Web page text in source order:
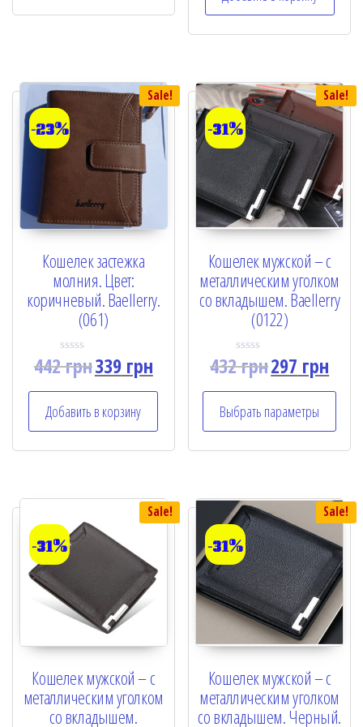
u
o
u
5
Sale!
-23%
Кошелек застежка
молния. Цвет:
коричневый. Baellerry.
(061)
R
a
d
o
u
5
442грн339грн
Добавить в корзину
Sale!
-31%
Кошелек мужской – с
металлическим уголком
со вкладышем. Baellerry
(0122)
R
d
0
o
u
5
432грн297 грн
Выбрать параметры
Sale!
-31%
Кошелек мужской – с
металлическим уголком
со вкладышем.
Sale!
-31%
Кошелек мужской – с
металлическим уголком
со вкладышем. Черный.